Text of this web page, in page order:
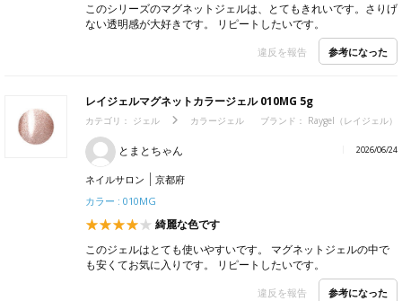
このシリーズのマグネットジェルは、とてもきれいです。さりげ
ない透明感が大好きです。 リピートしたいです。
違反を報告 参考になった
レイジェルマグネットカラージェル 010MG 5g
カテゴリ： ジェル カラージェル ブランド： Raygel（レイジェル）
とまとちゃん 2026/06/24
ネイルサロン
京都府
カラー : 010MG
綺麗な色です
このジェルはとても使いやすいです。 マグネットジェルの中で
も安くてお気に入りです。 リピートしたいです。
違反を報告 参考になった